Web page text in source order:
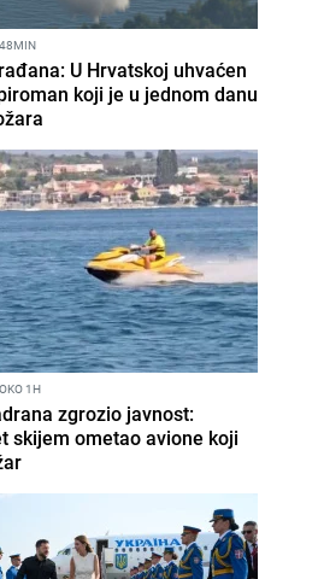
U Hrvatskoj uhvaćen
koji je u jednom danu
1H
zgrozio javnost:
skijem ometao avione koji